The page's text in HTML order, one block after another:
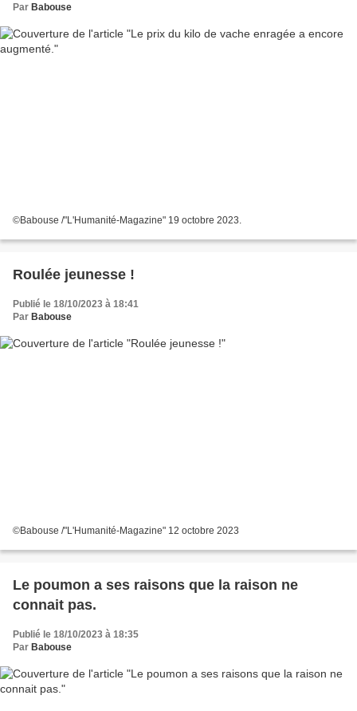
Par Babouse
©Babouse /"L'Humanité-Magazine" 19 octobre 2023.
Roulée jeunesse !
Publié le 18/10/2023 à 18:41
Par Babouse
©Babouse /"L'Humanité-Magazine" 12 octobre 2023
Le poumon a ses raisons que la raison ne
connait pas.
Publié le 18/10/2023 à 18:35
Par Babouse